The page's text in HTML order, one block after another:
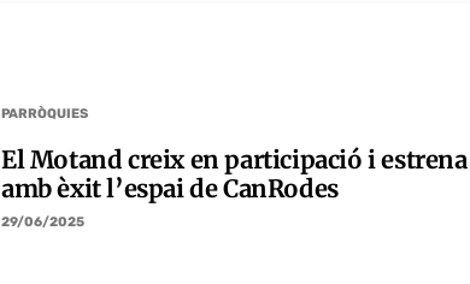
PARRÒQUIES
El Motand creix en participació i estrena
amb èxit l’espai de CanRodes
29/06/2025